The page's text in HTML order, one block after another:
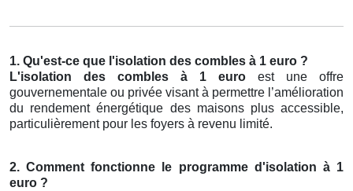
1. Qu'est-ce que l'isolation des combles à 1 euro ?
L'isolation des combles à 1 euro est une offre
gouvernementale ou privée visant à permettre l’amélioration
du rendement énergétique des maisons plus accessible,
particulièrement pour les foyers à revenu limité.
2. Comment fonctionne le programme d'isolation à 1
euro ?